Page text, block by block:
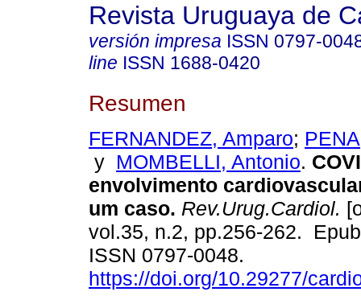
Revista Uruguaya de
versión impresa ISSN 0797-
line ISSN 1688-0420
Resumen
FERNANDEZ, Amparo;
y MOMBELLI, Antonio.
envolvimento
um caso. Rev.Urug.Cardiol.
vol.35, n.2, pp.256-262.
ISSN 0797-0048.
https://doi.org/10.29277/